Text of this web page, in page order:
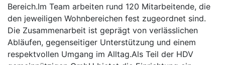
Bereich.Im Team arbeiten rund 120 Mitarbeitende, die
den jeweiligen Wohnbereichen fest zugeordnet sind.
Die Zusammenarbeit ist geprägt von verlässlichen
Abläufen, gegenseitiger Unterstützung und einem
respektvollen Umgang im Alltag.Als Teil der HDV